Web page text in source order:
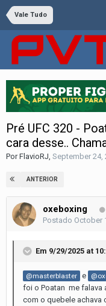
Vale Tudo
Pré UFC 320 -
cara desse..
PorFlavioRJ September 24,
ANTERIOR
oxeboxing
Postado October
Em 9/29/2025 at
@masterblaster e
foi o Poatan me falava
com o quebele achava